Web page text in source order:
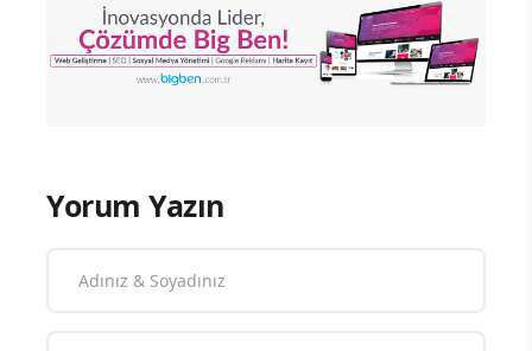
Yorum Yazın